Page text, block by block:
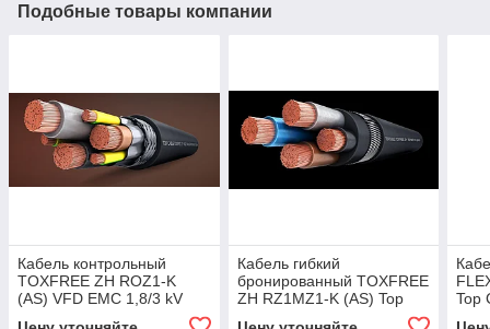
Подобные товары компании
Кабель контрольный
TOXFREE ZH ROZ1-K
(AS) VFD EMC 1,8/3 kV
Кабель гибкий
бронированный TOXFREE
ZH RZ1MZ1-K (AS) Top
Top